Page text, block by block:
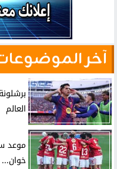
آخر
العالم
موعد
خوان...